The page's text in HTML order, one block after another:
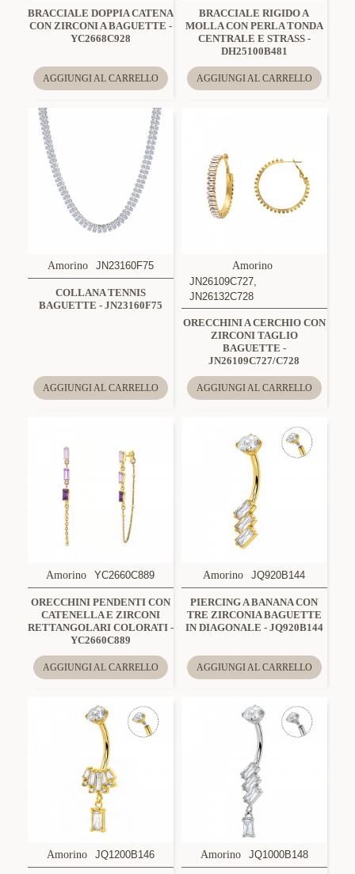
BRACCIALE DOPPIA CATENA
CON ZIRCONI A BAGUETTE -
YC2668C928
AGGIUNGI AL CARRELLO
BRACCIALE RIGIDO A
MOLLA CON PERLA TONDA
CENTRALE E STRASS -
DH25100B481
AGGIUNGI AL CARRELLO
Amorino JN23160F75
COLLANA TENNIS
BAGUETTE - JN23160F75
AGGIUNGI AL CARRELLO
Amorino
JN26109C727,
JN26132C728
ORECCHINI A CERCHIO CON
ZIRCONI TAGLIO
BAGUETTE -
JN26109C727/C728
AGGIUNGI AL CARRELLO
Amorino YC2660C889
ORECCHINI PENDENTI CON
CATENELLA E ZIRCONI
RETTANGOLARI COLORATI -
YC2660C889
AGGIUNGI AL CARRELLO
Amorino JQ920B144
PIERCING A BANANA CON
TRE ZIRCONIA BAGUETTE
IN DIAGONALE - JQ920B144
AGGIUNGI AL CARRELLO
Amorino JQ1200B146 Amorino JQ1000B148